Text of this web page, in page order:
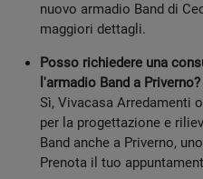
nuovo armadio Band di
maggiori dettagli.
Posso richiedere una
l'armadio Band a Priverno?
Sì, Vivacasa Arredamenti
per la progettazione e
Band anche a Priverno,
Prenota il tuo